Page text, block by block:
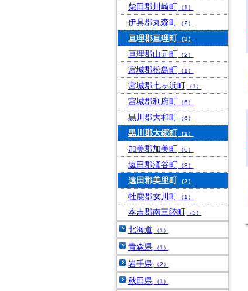
柴田郡川崎町 （1）
伊具郡丸森町 （2）
亘理郡亘理町 （3）
亘理郡山元町 （2）
宮城郡松島町 （1）
宮城郡七ヶ浜町 （1）
宮城郡利府町 （6）
黒川郡大和町 （6）
黒川郡大郷町 （1）
加美郡加美町 （6）
遠田郡涌谷町 （3）
遠田郡美里町 （2）
牡鹿郡女川町 （1）
本吉郡南三陸町 （3）
北海道 （1）
青森県 （1）
岩手県 （2）
秋田県 （1）